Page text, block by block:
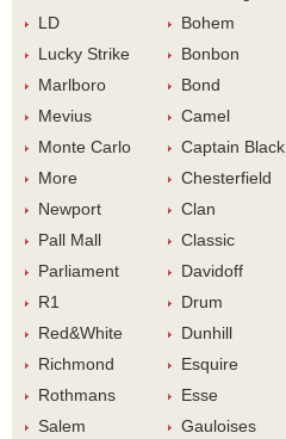
LD
Bohem
Lucky Strike
Bonbon
Marlboro
Bond
Meviu
Camel
Monte Carlo
Captain Black
More
Chesterfield
Newport
Clan
Pall Mall
Classic
Parliament
Davidoff
R1
Drum
Red&White
Dunhill
Richmond
Esquire
Rothman
Esse
Salem
Gauloise